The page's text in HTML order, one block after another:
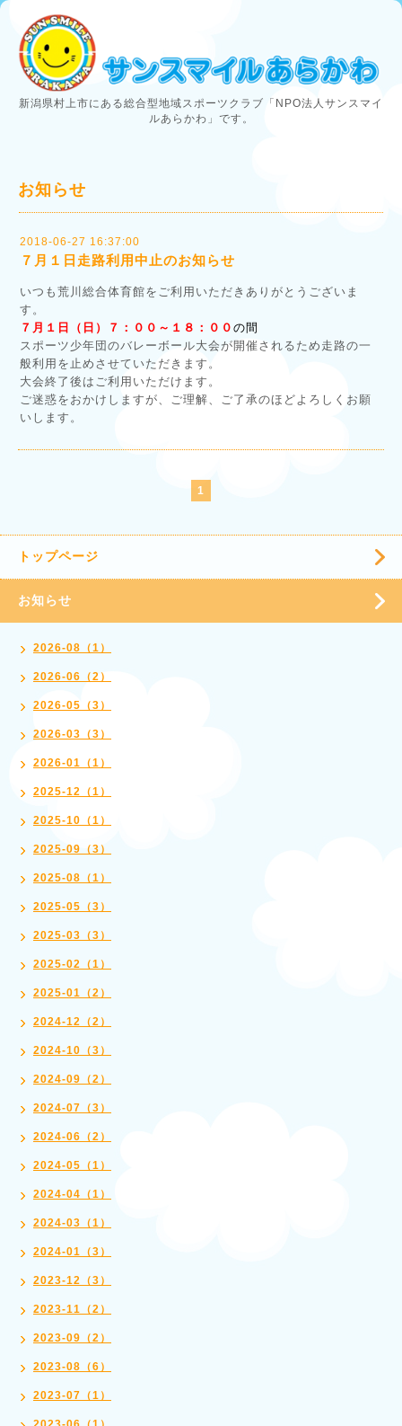
新潟県村上市にある総合型地域スポーツクラブ「NPO法人サンスマイ
ルあらかわ」です。
お知らせ
2018-06-27 16:37:00
７月１日走路利用中止のお知らせ
いつも荒川総合体育館をご利用いただきありがとうございま
す。
７月１日（日）７：００～１８：００ の間
スポーツ少年団のバレーボール大会が開催されるため走路の一
般利用を止めさせていただきます。
大会終了後はご利用いただけます。
ご迷惑をおかけしますが、ご理解、ご了承のほどよろしくお願
いします。
1
トップページ
お知らせ
2026-08（1）
2026-06（2）
2026-05（3）
2026-03（3）
2026-01（1）
2025-12（1）
2025-10（1）
2025-09（3）
2025-08（1）
2025-05（3）
2025-03（3）
2025-02（1）
2025-01（2）
2024-12（2）
2024-10（3）
2024-09（2）
2024-07（3）
2024-06（2）
2024-05（1）
2024-04（1）
2024-03（1）
2024-01（3）
2023-12（3）
2023-11（2）
2023-09（2）
2023-08（6）
2023-07（1）